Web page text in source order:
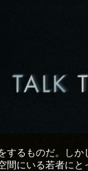
するものだ。しか
間にいる若者に